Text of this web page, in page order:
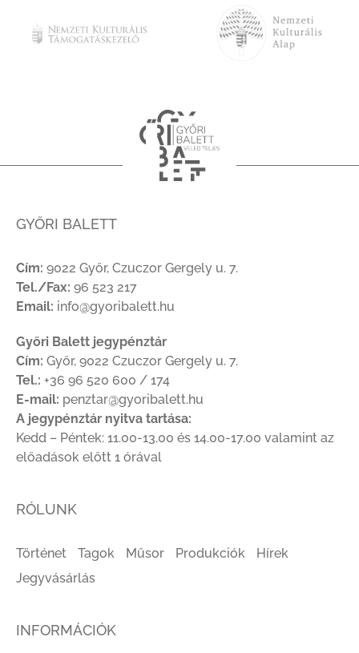
GYŐRI BALETT
Cím: 9022 Győr, Czuczor Gergely u. 7.
Tel./Fax: 96 523 217
Email: info@gyoribalett.hu
Győri Balett jegypénztár
Cím: Győr, 9022 Czuczor Gergely u. 7.
Tel.: +36 96 520 600 / 174
E-mail: penztar@gyoribalett.hu
A jegypénztár nyitva tartása:
Kedd – Péntek: 11.00-13.00 és 14.00-17.00 valamint az
előadások előtt 1 órával
RÓLUNK
Történet Tagok Műsor Produkciók
Hírek
Jegyvásárlás
INFORMÁCIÓK